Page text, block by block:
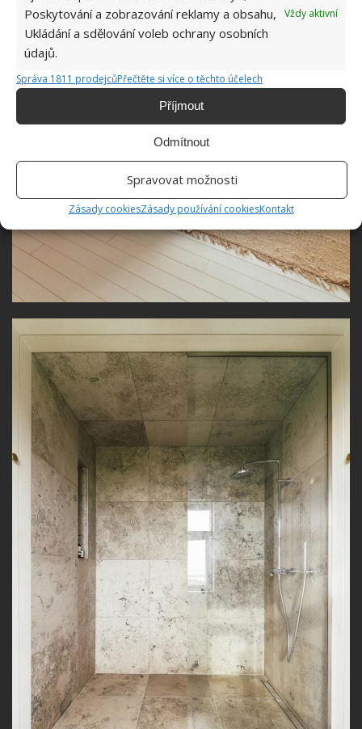
Poskytování a zobrazování reklamy a obsahu,
Ukládání a sdělování voleb ochrany osobních
údajů.
Vždy aktivní
Správa 1811 prodejcůPřečtěte si více o těchto účelech
Příjmout
Odmítnout
Spravovat možnosti
Zásady cookiesZásady používání cookiesKontakt